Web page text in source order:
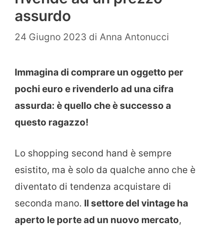
assurdo
24 Giugno 2023 di Anna Antonucci
Immagina di comprare un oggetto per
pochi euro e rivenderlo ad una cifra
assurda: è quello che è successo a
questo ragazzo!
Lo shopping second hand è sempre
esistito, ma è solo da qualche anno che è
diventato di tendenza acquistare di
seconda mano. Il settore del vintage ha
aperto le porte ad un nuovo mercato,